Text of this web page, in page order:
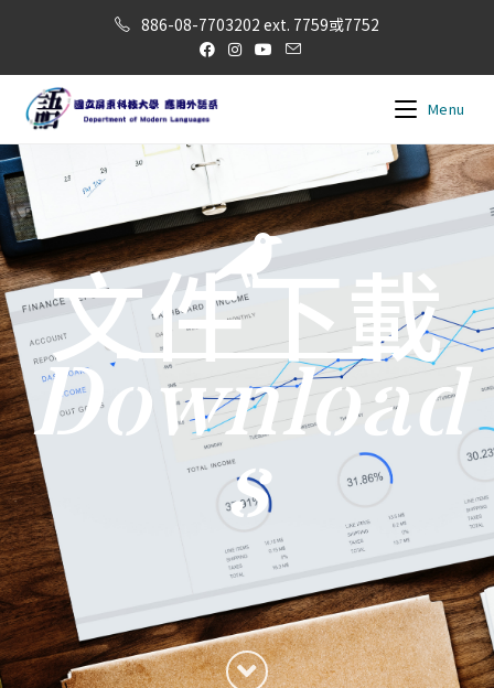
886-08-7703202 ext. 7759或7752
Menu
文件下載
Download
s